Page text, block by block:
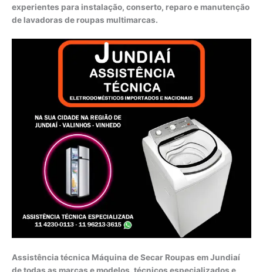
experientes para instalação, conserto, reparo e manutenção
de lavadoras de roupas multimarcas.
Assistência técnica Máquina de Secar Roupas em Jundiaí